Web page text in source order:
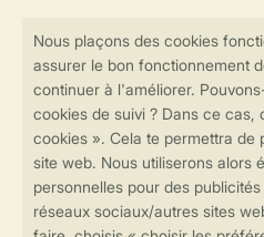
Réservations en ligne
Transmission sécurisée
Paiement sécurisé
contactez notreContact Center.